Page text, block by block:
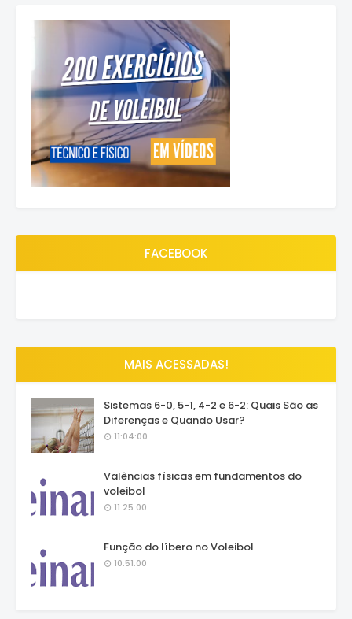
FACEBOOK
MAIS ACESSADAS!
Sistemas 6-0, 5-1, 4-2 e 6-2: Quais São as
Diferenças e Quando Usar?
11:04:00
Valências físicas em fundamentos do
voleibol
11:25:00
Função do líbero no Voleibol
10:51:00